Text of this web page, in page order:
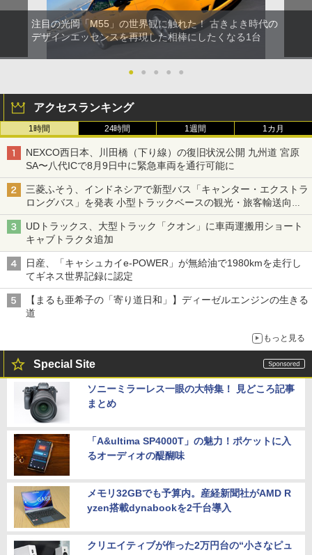
注目の光岡「M55」の世界観に触れた！ 古きよき時代の
デザインエッセンスを再現した相棒にしたくなる1台
● ● ● ● ●
アクセスランキング
1時間 24時間 1週間 1カ月
NEXCO西日本、川田橋（下り線）の復旧状況公開 九州道 宮原
SA〜八代ICで8月9日中に緊急車両を通行可能に
三菱ふそう、インドネシアで新型バス「キャンター・エクストラ
ロングバス」を発表 小型トラックベースの観光・旅客輸送向け
バス
UDトラックス、大型トラック「クオン」に車両運搬用ショート
キャブトラクタ追加
日産、「キャシュカイe-POWER」が無給油で1980kmを走行し
てギネス世界記録に認定
【まるも亜希子の「寄り道日和」】ディーゼルエンジンの生きる
道
もっと見る
Special Site
ソニーミラーレス一眼の大特集！ 見どころ記事
まとめ
「A&ultima SP4000T」の魅力！ポケットに入
るオーディオの醍醐味
メモリ32GBでも予算内。産経新聞社がAMD R
yzen搭載dynabookを2千台導入
クリエイティブが作った2万円台の“小さなピュ